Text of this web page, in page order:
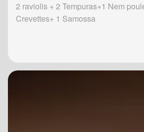
2 raviolis + 2 Tempuras+1 Nem
Crevettes+ 1 Samossa